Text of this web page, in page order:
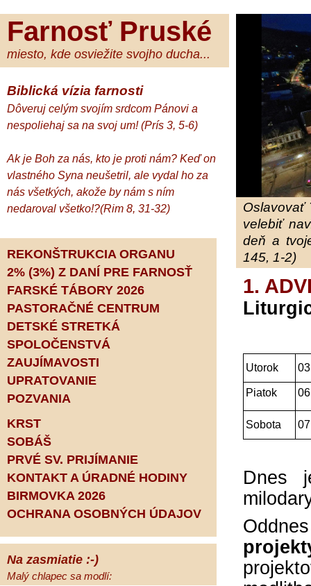
Farnosť Pruské
miesto, kde osviežite svojho ducha...
Biblická vízia farnosti
Dôveruj celým svojím srdcom Pánovi a
nespoliehaj sa na svoj um! (Prís 3, 5-6)
Ak je Boh za nás, kto je proti nám? Keď on
vlastného Syna neušetril, ale vydal ho za
nás všetkých, akože by nám s ním
nedaroval všetko!?(Rim 8, 31-32)
REKONŠTRUKCIA ORGANU
2% (3%) Z DANÍ PRE FARNOSŤ
FARSKÉ TÁBORY 2026
PASTORAČNÉ CENTRUM
DETSKÉ STRETKÁ
SPOLOČENSTVÁ
ZAUJÍMAVOSTI
UPRATOVANIE
POZVANIA
KRST
SOBÁŠ
PRVÉ SV. PRIJÍMANIE
KONTAKT A ÚRADNÉ HODINY
BIRMOVKA 2026
OCHRANA OSOBNÝCH ÚDAJOV
Na zasmiatie :-)
Malý chlapec sa modlí:
Oslavovať
velebiť
deň a
145, 1-2)
1.
Utorok
Piatok
Sobota
Dnes